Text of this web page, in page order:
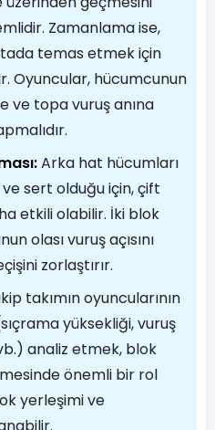
Zamanlama ise,
temas etmek için
Oyuncular, hücumcunun
ve topa vuruş anına
Arka hat hücumları
ve sert olduğu için, çift
etkili olabilir. İki blok
olası vuruş açısını
zorlaştırır.
takımın oyuncularının
yüksekliği, vuruş
analiz etmek, blok
önemli bir rol
yerleşimi ve